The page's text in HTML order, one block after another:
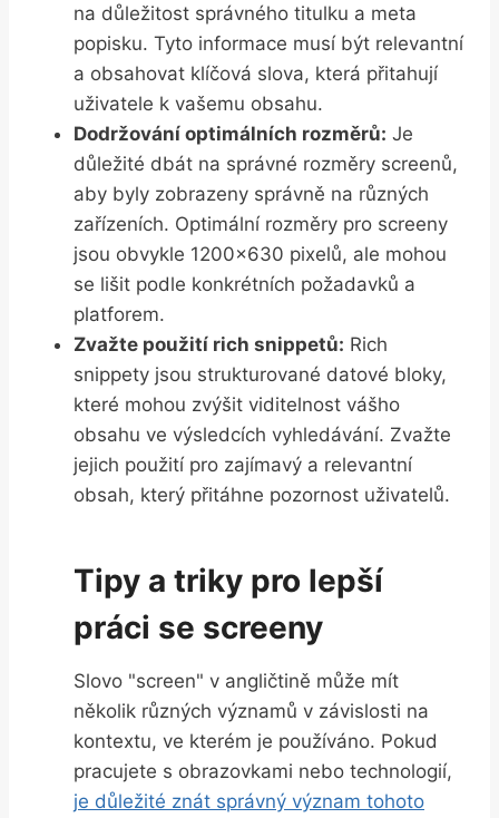
na důležitost správného titulku a meta⁣
popisku. Tyto informace musí být ‍relevantní
a obsahovat klíčová⁤ slova,⁤ která přitahují
uživatele k vašemu obsahu.
Dodržování optimálních rozměrů: Je
důležité dbát na správné rozměry screenů,
aby byly zobrazeny⁢ správně na různých‍
zařízeních. Optimální rozměry pro screeny
‍jsou obvykle ⁢1200×630 pixelů, ale mohou
se lišit podle ‌konkrétních ⁢požadavků a
platforem.
Zvažte ‍použití⁣ rich snippetů: Rich
snippety jsou strukturované datové bloky,
které mohou zvýšit‍ viditelnost vášho
obsahu ve výsledcích vyhledávání.‍ Zvažte
‌jejich použití pro ⁣zajímavý a relevantní⁣
obsah, ⁤který přitáhne pozornost uživatelů.
Tipy a triky ⁢pro lepší
práci se screeny
Slovo "screen" v⁣ angličtině ​může mít
několik různých významů v ‌závislosti na
kontextu,⁣ ve kterém ⁢je ‌používáno. Pokud
pracujete s obrazovkami nebo technologií,
je důležité znát správný význam ⁤tohoto‌